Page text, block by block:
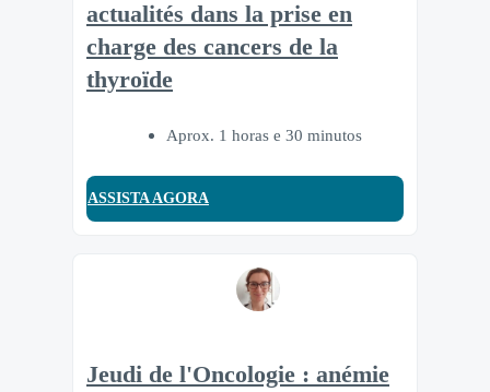
actualités dans la prise en
charge des cancers de la
thyroïde
Aprox. 1 horas e 30 minutos
ASSISTA AGORA
Jeudi de l'Oncologie : anémie